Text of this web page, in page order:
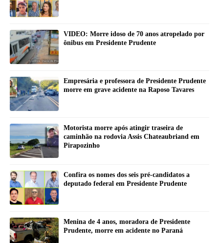
VIDEO: Morre idoso de 70 anos atropelado por
ônibus em Presidente Prudente
Empresária e professora de Presidente Prudente
morre em grave acidente na Raposo Tavares
Motorista morre após atingir traseira de
caminhão na rodovia Assis Chateaubriand em
Pirapozinho
Confira os nomes dos seis pré-candidatos a
deputado federal em Presidente Prudente
Menina de 4 anos, moradora de Presidente
Prudente, morre em acidente no Paraná